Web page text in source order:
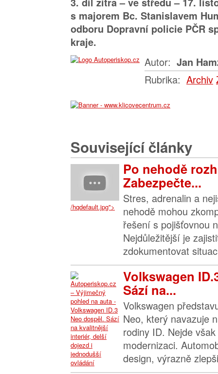
s majorem Bc. Stanislavem
odboru Dopravní policie PČR
kraje.
Autor: Jan
Rubrika: Archiv
Související články
/hqdefault.jpg">
Po nehodě
Zabezpečte...
Stres, adrenalin a
nehodě mohou
řešení s pojišťovnou
Nejdůležitější je
zdokumentovat
Volkswagen
Sází na...
Volkswagen
Neo, který navazuje
rodiny ID. Nejde
modernizaci.
design, výrazně